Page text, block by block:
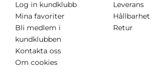
Log in kundklubb
Mina favoriter
Bli medlem i
kundklubben
Kontakta oss
Om cookies
Leverans
Hållbarhet
Retur